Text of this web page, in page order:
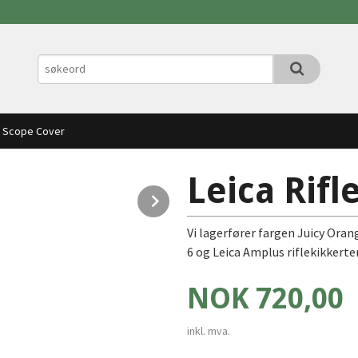
Scope Cover
NextLeica
Vi lagerfører fargen Juicy
6 og Leica Amplus
Pris
NOK 720,00
inkl. mva.